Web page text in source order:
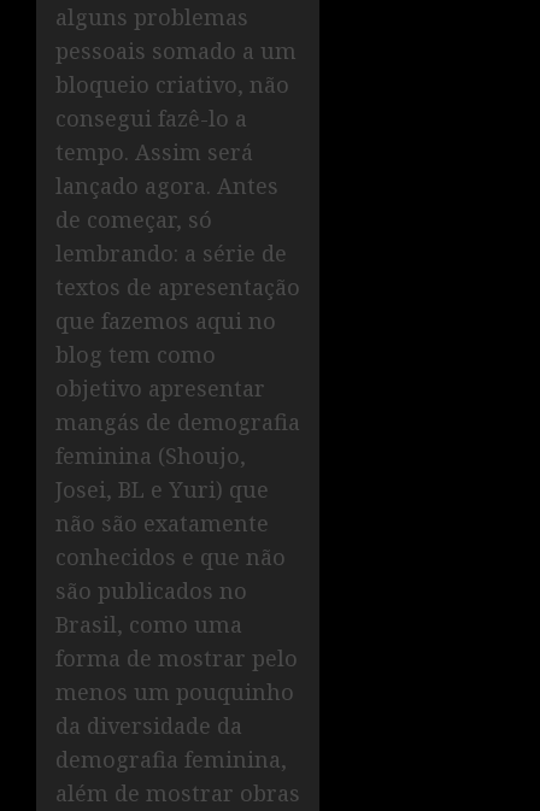
alguns problemas
pessoais somado a um
bloqueio criativo, não
consegui fazê-lo a
tempo. Assim será
lançado agora. Antes
de começar, só
lembrando: a série de
textos de apresentação
que fazemos aqui no
blog tem como
objetivo apresentar
mangás de demografia
feminina (Shoujo,
Josei, BL e Yuri) que
não são exatamente
conhecidos e que não
são publicados no
Brasil, como uma
forma de mostrar pelo
menos um pouquinho
da diversidade da
demografia feminina,
além de mostrar obras